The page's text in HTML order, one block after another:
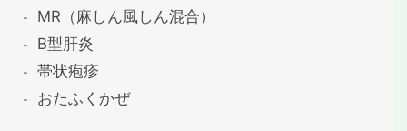
MR（麻しん風しん混合）
B型肝炎
帯状疱疹
おたふくかぜ